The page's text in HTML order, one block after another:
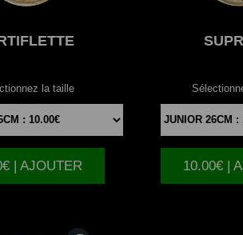
la taille
| AJOUTER 10.00€ |